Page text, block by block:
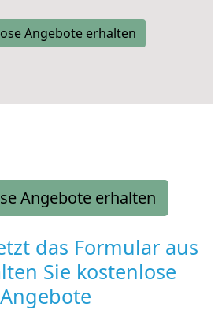
Angebote erhalten
Angebote erhalten
das Formular aus
Sie kostenlose
Angebote